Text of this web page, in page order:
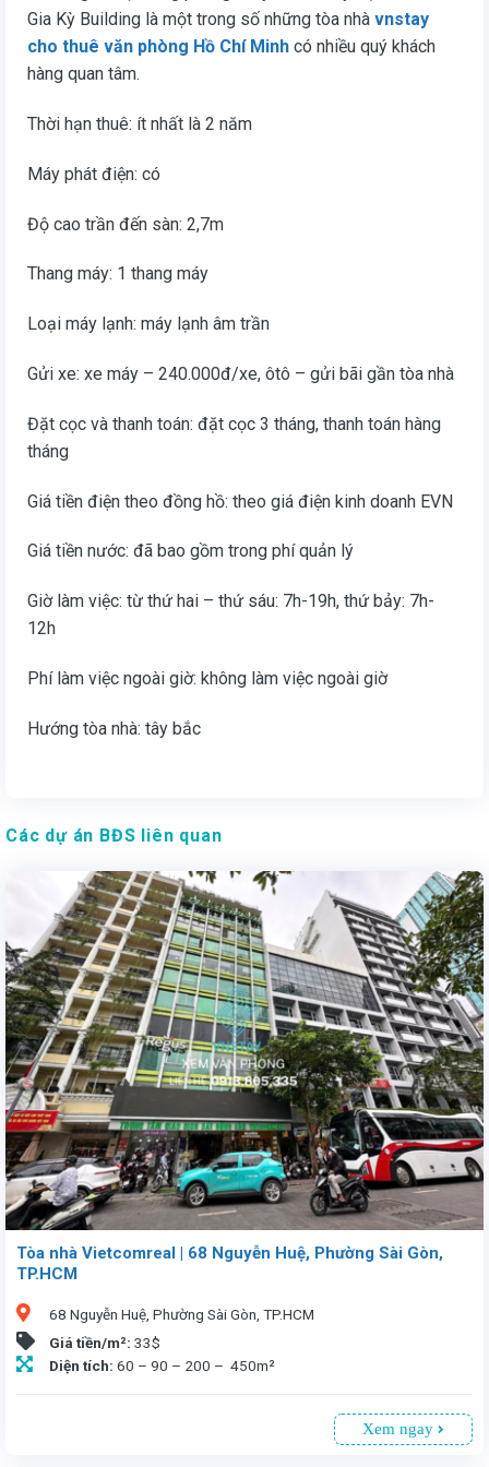
Gia Kỳ Building là một trong số những tòa nhà vnstay
cho thuê văn phòng Hồ Chí Minh có nhiều quý khách
hàng quan tâm.
Thời hạn thuê: ít nhất là 2 năm
Máy phát điện: có
Độ cao trần đến sàn: 2,7m
Thang máy: 1 thang máy
Loại máy lạnh: máy lạnh âm trần
Gửi xe: xe máy – 240.000đ/xe, ôtô – gửi bãi gần tòa nhà
Đặt cọc và thanh toán: đặt cọc 3 tháng, thanh toán hàng
tháng
Giá tiền điện theo đồng hồ: theo giá điện kinh doanh EVN
Giá tiền nước: đã bao gồm trong phí quản lý
Giờ làm việc: từ thứ hai – thứ sáu: 7h-19h, thứ bảy: 7h-
12h
Phí làm việc ngoài giờ: không làm việc ngoài giờ
Hướng tòa nhà: tây bắc
Các dự án BĐS liên quan
Tòa nhà Vietcomreal | 68 Nguyễn Huệ, Phường Sài Gòn,
TP.HCM
68 Nguyễn Huệ, Phường Sài Gòn, TP.HCM
Giá tiền/m²: 33$
Diện tích: 60 – 90 – 200 – 450m²
Xem ngay